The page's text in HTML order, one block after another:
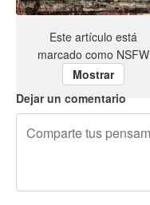
Este artículo está
marcado como NSFW
Mostrar
Comentarios
Dejar un comentario